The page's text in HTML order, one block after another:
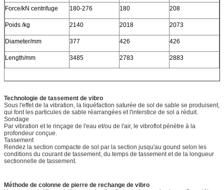
Force/kN centrifuge 180-276 180 208
Poids /kg 2140 2018 2073
Diameter/mm 377 426 426
Length/mm 3485 2783 2883
Technologie de tassement de vibro
Sous l'effet de la vibration, la liquéfaction saturée de sol de sable se produisent,
qui font les particules de sable réarrangées et l'interstice de sol a réduit.
Sondage
Par vibration et le rinçage de l'eau et/ou de l'air, le vibroflot pénètre à la
profondeur conçue.
Tassement
Rendez la section compacte de sol par la section jusqu'au gound selon les
conditions du courant de tassement, du temps de tassement et de la longueur
sectionnelle de tassement.
Méthode de colonne de pierre de rechange de vibro